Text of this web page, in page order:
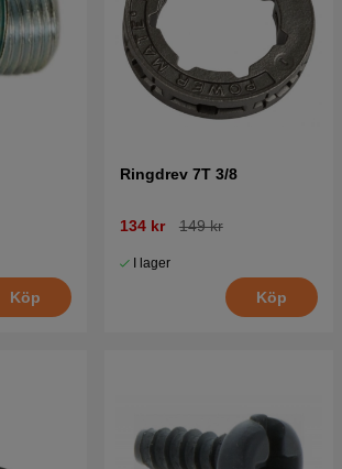
Köp
Ringdrev 7T 3/8
134 kr 149 kr
I lager
Köp